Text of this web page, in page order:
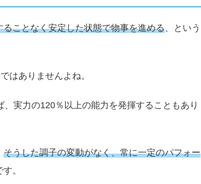
ることなく安定した状態で物事を進める、という
はありませんよね。
実力の120％以上の能力を発揮することもあり
そうした調子の変動がなく、常に一定のパフォー
。